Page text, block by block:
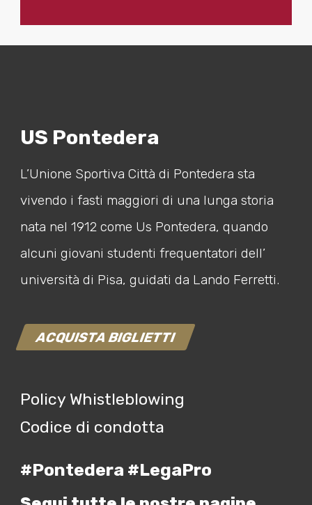
US Pontedera
L’Unione Sportiva Città di Pontedera sta
vivendo i fasti maggiori di una lunga storia
nata nel 1912 come Us Pontedera, quando
alcuni giovani studenti frequentatori dell’
università di Pisa, guidati da Lando Ferretti.
ACQUISTA BIGLIETTI
Policy Whistleblowing
Codice di condotta
#Pontedera #LegaPro